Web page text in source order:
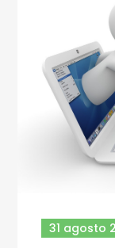
31 agosto